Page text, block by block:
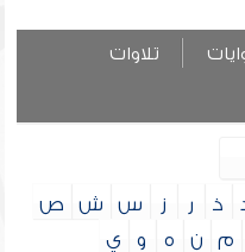
تلاوات
ذ ر ز س ش
ص
م ن ه و ي